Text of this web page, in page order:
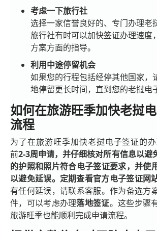
考虑一下旅行社
选择一家信誉良好的、专门办理老
旅行社有时可以加快签证办理速度
方案方面的指导。
利用中途停留机会
如果您的行程包括经停其他国家，
地停留更长时间，直到您的老挝电
如何在旅游旺季加快老挝
流程
为了在旅游旺季加快老挝电子签证的
前2-3周申请，并仔细核对所有信息以避
的护照和照片符合电子签证要求，并使
以避免延误。定期查看官方电子签证网
有任何延误，请联系客服。作为备选方
件，可以考虑办理落地签证。这些步骤
旅游旺季也能顺利完成申请流程。